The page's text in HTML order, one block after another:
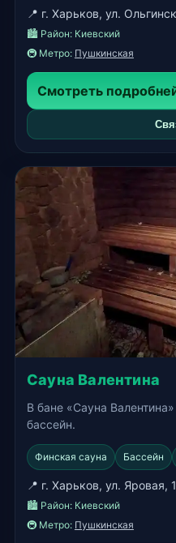
📍 г. Харьков, ул.
🏙️ Район: Киевский
🚇 Метро: Пушкинская
Смотреть
Сауна Валентина
В бане «Сауна
бассейн.
Финская сауна Бассейн
📍 г. Харьков, ул. Яровая,
🏙️ Район: Киевский
🚇 Метро: Пушкинская